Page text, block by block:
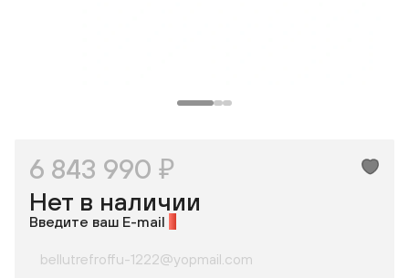
6 843 990 ₽
Нет в наличии
Введите ваш E-mail